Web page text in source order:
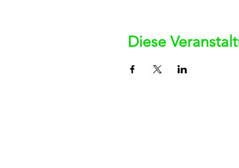
Diese